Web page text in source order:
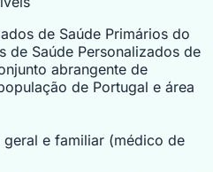
de Saúde Primários do
de Saúde Personalizados de
abrangente de
de Portugal e área
geral e familiar (médico de